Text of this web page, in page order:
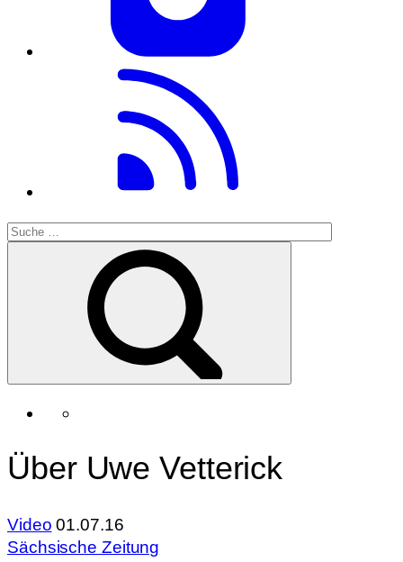
Über Uwe Vetterick
Video 01.07.16
Sächsische Zeitung